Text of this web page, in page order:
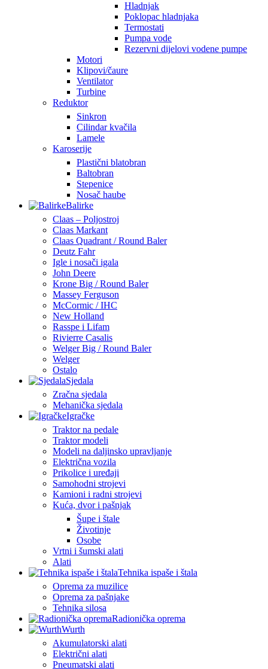
Hladnjak
Poklopac hladnjaka
Termostati
Pumpa vode
Rezervni dijelovi vodene pumpe
Motori
Klipovi/čaure
Ventilator
Turbine
Reduktor
Sinkron
Cilindar kvačila
Lamele
Karoserije
Plastični blatobran
Baltobran
Stepenice
Nosač haube
Balirke
Claas – Poljostroj
Claas Markant
Claas Quadrant / Round Baler
Deutz Fahr
Igle i nosači igala
John Deere
Krone Big / Round Baler
Massey Ferguson
McCormic / IHC
New Holland
Rasspe i Lifam
Rivierre Casalis
Welger Big / Round Baler
Welger
Ostalo
Sjedala
Zračna sjedala
Mehanička sjedala
Igračke
Traktor na pedale
Traktor modeli
Modeli na daljinsko upravljanje
Električna vozila
Prikolice i uređaji
Samohodni strojevi
Kamioni i radni strojevi
Kuća, dvor i pašnjak
Šupe i štale
Životinje
Osobe
Vrtni i šumski alati
Alati
Tehnika ispaše i štala
Oprema za muzilice
Oprema za pašnjake
Tehnika silosa
Radionička oprema
Wurth
Akumulatorski alati
Električni alati
Pneumatski alati